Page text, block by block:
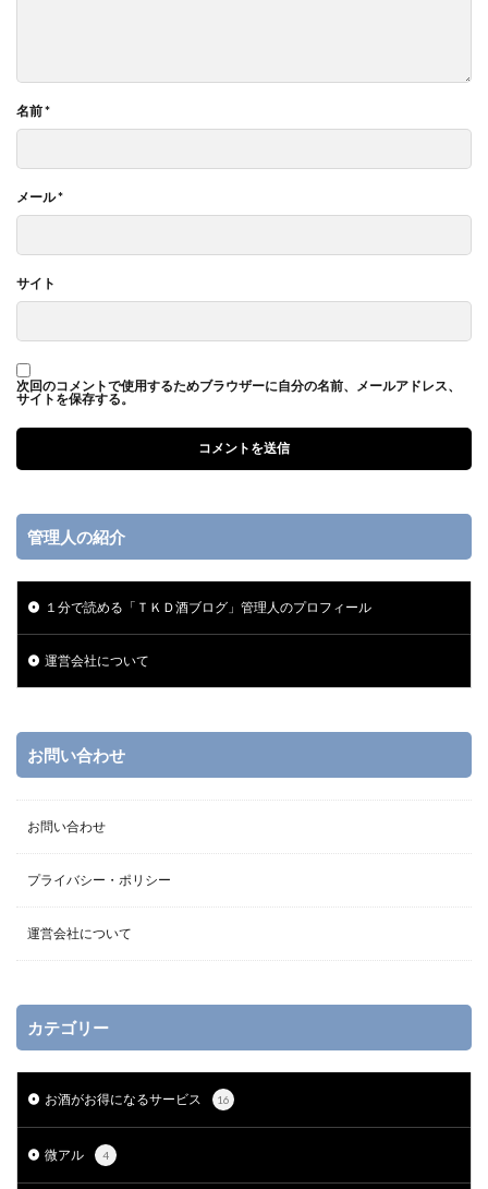
名前*
メール*
サイト
次回のコメントで使用するためブラウザーに自分の名前、メールアドレス、
サイトを保存する。
管理人の紹介
１分で読める「ＴＫＤ酒ブログ」管理人のプロフィール
運営会社について
お問い合わせ
お問い合わせ
プライバシー・ポリシー
運営会社について
カテゴリー
お酒がお得になるサービス 16
微アル 4